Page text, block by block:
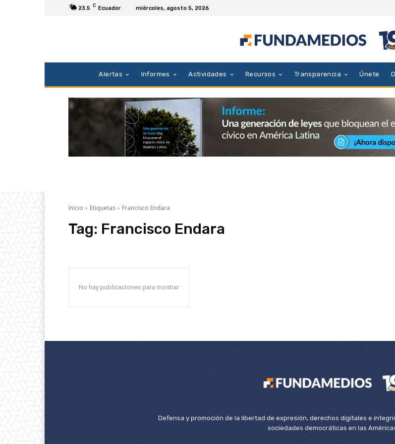
23.5 C Ecuador miércoles, agosto 5, 2026
Alertas Informes Actividades Recursos Transparencia Únete
Inicio Etiquetas Francisco Endara
Tag: Francisco Endara
No hay publicaciones para mostrar
Defensa y promoción de la libertad de expresión, derechos digitales e
sociedades democráticas en las